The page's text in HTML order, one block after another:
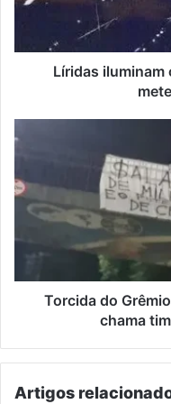
com
90
meteorosLíridas iluminam
do
protesta
em
Porto
Alegre
chama
tricolor'
Torcida do
chama
Artigos